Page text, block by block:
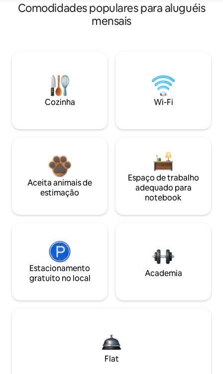
Comodidades populares para aluguéis
mensais
Cozinha Wi-Fi
Aceita animais de
estimação
Espaço de trabalho
adequado para
notebook
Estacionamento
gratuito no local
Academia
Flat